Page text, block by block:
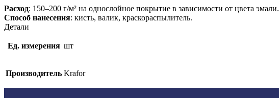
Расход: 150–200 г/м² на однослойное покрытие в зависимости от цвета эмали.
Способ нанесения: кисть, валик, краскораспылитель.
Детали
Ед. измерения шт
Производитель Krafor